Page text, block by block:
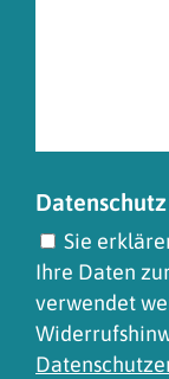
Datenschutz
Sie
Ihre Daten
verwendet